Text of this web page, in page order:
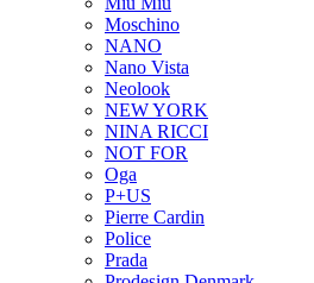
Moschino
NANO
Nano Vista
Neolook
NEW YORK
NINA RICCI
NOT FOR
Oga
P+US
Pierre Cardin
Police
Prada